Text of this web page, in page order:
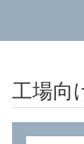
工場向